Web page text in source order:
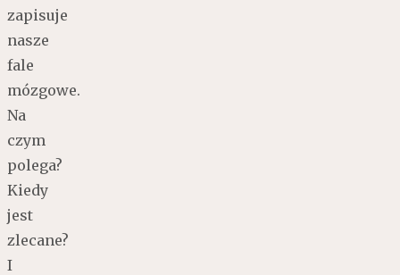
zapisuje
nasze
fale
mózgowe.
Na
czym
polega?
Kiedy
jest
zlecane?
I